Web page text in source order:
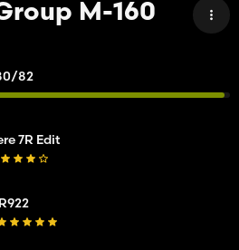
M-160
82
7R Edit